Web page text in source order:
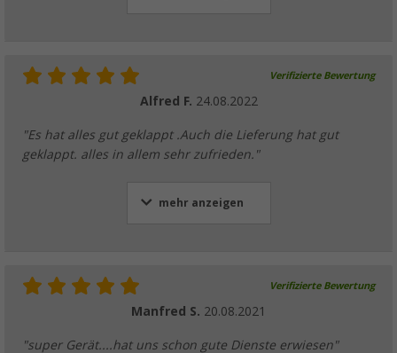
Verifizierte Bewertung
Alfred F. 24.08.2022
"Es hat alles gut geklappt .Auch die Lieferung hat gut
geklappt. alles in allem sehr zufrieden."
mehr anzeigen
Verifizierte Bewertung
Manfred S. 20.08.2021
"super Gerät....hat uns schon gute Dienste erwiesen"